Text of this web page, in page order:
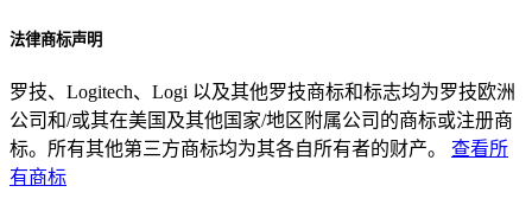
法律商标声明
罗技、Logitech、Logi 以及其他罗技商标和标志均为罗技欧洲
公司和/或其在美国及其他国家/地区附属公司的商标或注册商
标。所有其他第三方商标均为其各自所有者的财产。 查看所
有商标